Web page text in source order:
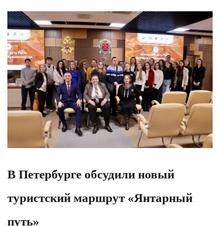
В Петербурге обсудили новый
туристский маршрут «Янтарный
путь»